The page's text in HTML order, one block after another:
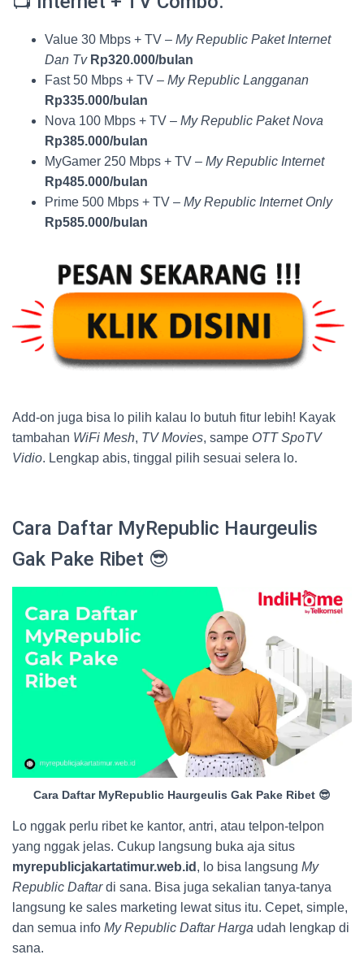
Value 30 Mbps + TV – My Republic Paket Internet
Dan Tv Rp320.000/bulan
Fast 50 Mbps + TV – My Republic Langganan
Rp335.000/bulan
Nova 100 Mbps + TV – My Republic Paket Nova
Rp385.000/bulan
MyGamer 250 Mbps + TV – My Republic Internet
Rp485.000/bulan
Prime 500 Mbps + TV – My Republic Internet Only
Rp585.000/bulan
Add-on juga bisa lo pilih kalau lo butuh fitur lebih! Kayak
tambahan WiFi Mesh, TV Movies, sampe OTT SpoTV
Vidio. Lengkap abis, tinggal pilih sesuai selera lo.
Cara Daftar MyRepublic Haurgeulis
Gak Pake Ribet 😎
Cara Daftar MyRepublic Haurgeulis Gak Pake Ribet 😎
Lo nggak perlu ribet ke kantor, antri, atau telpon-telpon
yang nggak jelas. Cukup langsung buka aja situs
myrepublicjakartatimur.web.id , lo bisa langsung My
Republic Daftardi sana. Bisa juga sekalian tanya-tanya
langsung ke sales marketing lewat situs itu. Cepet, simple,
dan semua info My Republic Daftar Harga udah lengkap di
sana.